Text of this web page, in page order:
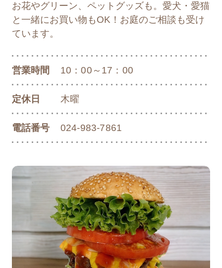
第32回郡山シティーマラソン大会開催に伴
う交通規制について
2025/04/22
らせ
2025/03/27 リリース
お知らせ
「開成山BBQGARDEN」営業開始のお知
2025/03/18 リリース
お花やグリーン、ペットグッズも。愛犬・愛猫
と一緒にお買い物もOK！お庭のご相談も受け
ています。
営業時間 10：00～17：00
定休日 木曜
電話番号 024-983-7861